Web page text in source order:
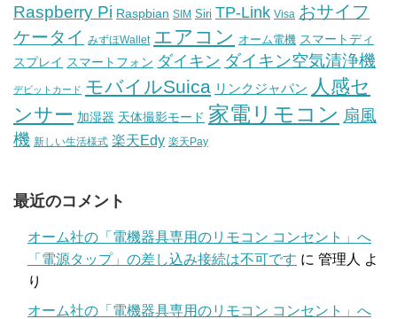
Raspberry Pi Raspbian SIM Siri TP-Link Visa おサイフ
ケータイ みずほWallet エアコン オーム電機 スマートディ
スプレイ スマートフォン ダイキン ダイキン空気清浄機
デビットカード モバイルSuica リンクジャパン 人感セ
ンサー 加湿器 天体撮影モード 家電リモコン 扇風
機 新しい生活様式 楽天Edy 楽天Pay
最近のコメント
オーム社の「電機器具専用のリモコン コンセント」へ
「電源タップ」の差し込み接続は不可です に 管理人 よ
り
オーム社の「電機器具専用のリモコン コンセント」へ